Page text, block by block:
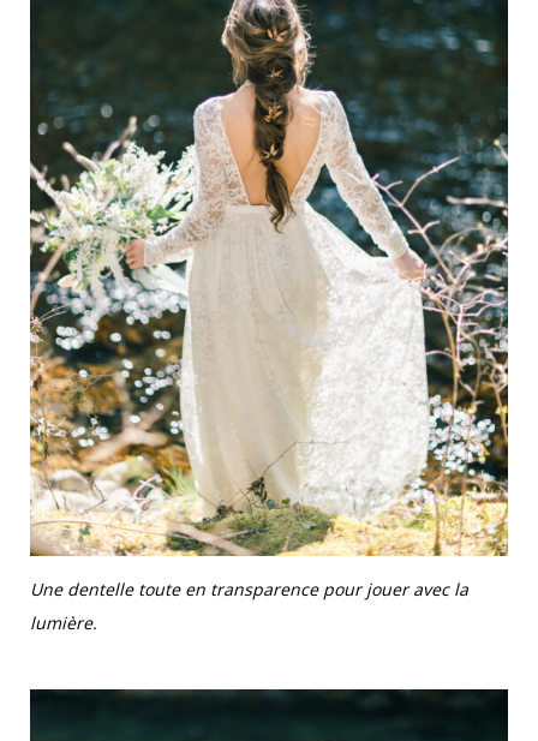
Une dentelle toute en transparence pour jouer avec la
lumière.